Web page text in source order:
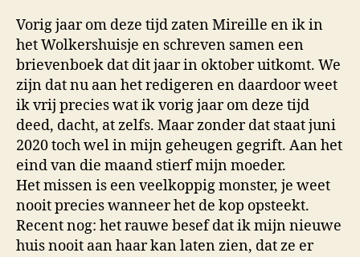
Vorig jaar om deze tijd zaten Mireille en ik in
het Wolkershuisje en schreven samen een
brievenboek dat dit jaar in oktober uitkomt. We
zijn dat nu aan het redigeren en daardoor weet
ik vrij precies wat ik vorig jaar om deze tijd
deed, dacht, at zelfs. Maar zonder dat staat juni
2020 toch wel in mijn geheugen gegrift. Aan het
eind van die maand stierf mijn moeder.
Het missen is een veelkoppig monster, je weet
nooit precies wanneer het de kop opsteekt.
Recent nog: het rauwe besef dat ik mijn nieuwe
huis nooit aan haar kan laten zien, dat ze er